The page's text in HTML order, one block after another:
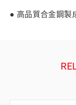
● 高品質合金鋼製